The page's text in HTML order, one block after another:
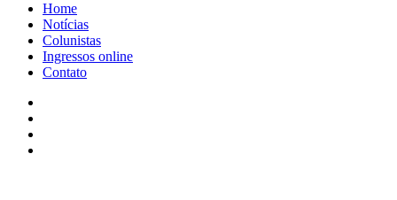
Home
Notícias
Colunistas
Ingressos online
Contato